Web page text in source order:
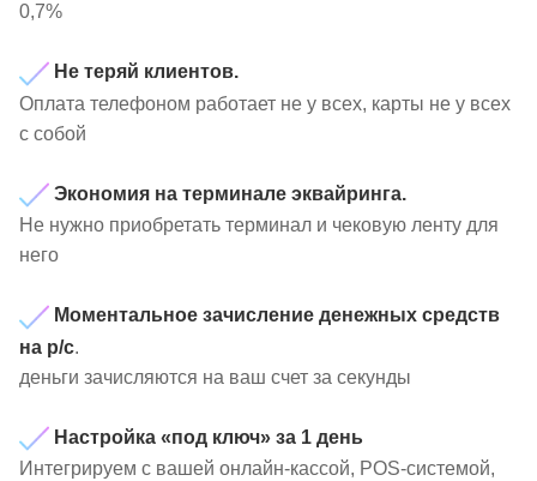
0,7%
Не теряй клиентов.
Оплата телефоном работает не у всех, карты не у всех
с собой
Экономия на терминале эквайринга.
Не нужно приобретать терминал и чековую ленту для
него
Моментальное зачисление денежных средств
на р/с.
деньги зачисляются на ваш счет за секунды
Настройка «под ключ» за 1 день
И нтегрируем с вашей онлайн-кассой, POS-системой,